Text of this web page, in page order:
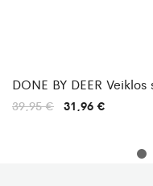
DONE BY DEER
39,95€ Original
price
31,96 €